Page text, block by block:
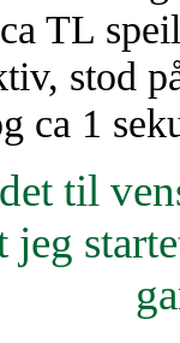
TL
stod
ca 1
til
jeg